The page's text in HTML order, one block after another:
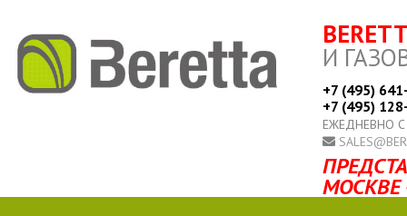
И
+7 (495)
+7 (495)
ЕЖЕДНЕВНО
МОСКВЕ